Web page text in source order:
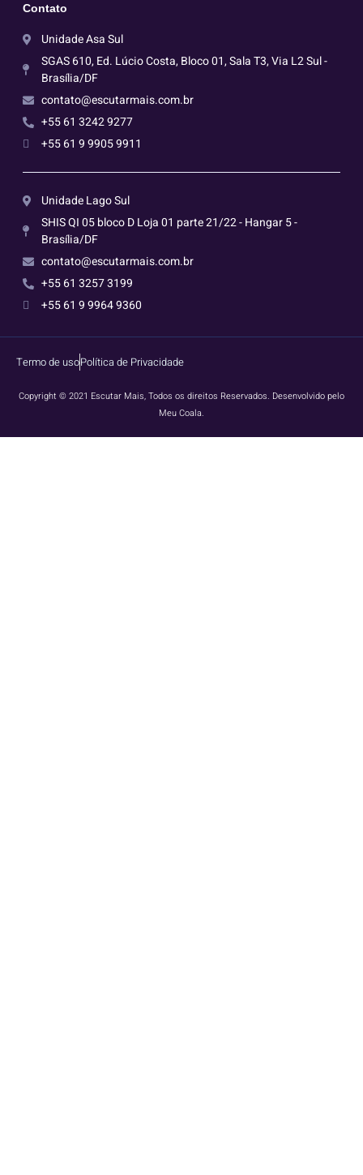
Contato
Unidade Asa Sul
SGAS 610, Ed. Lúcio Costa, Bloco 01, Sala T3, Via L2 Sul -
Brasília/DF
contato@escutarmais.com.br
+55 61 3242 9277
+55 61 9 9905 9911
Unidade Lago Sul
SHIS QI 05 bloco D Loja 01 parte 21/22 - Hangar 5 -
Brasília/DF
contato@escutarmais.com.br
+55 61 3257 3199
+55 61 9 9964 9360
Termo de usoPolítica de Privacidade
Copyright © 2021 Escutar Mais, Todos os direitos Reservados. Desenvolvido pelo
Meu Coala.